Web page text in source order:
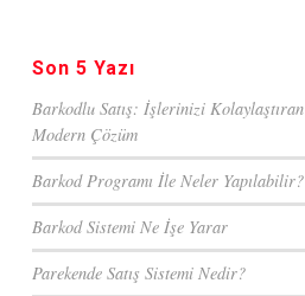
Son 5 Yazı
Barkodlu Satış: İşlerinizi Kolaylaştıran
Modern Çözüm
Barkod Programı İle Neler Yapılabilir?
Barkod Sistemi Ne İşe Yarar
Parekende Satış Sistemi Nedir?